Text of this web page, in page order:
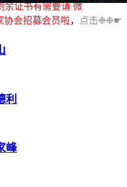
余证书有需要请 微
协会招募会员啦，
点击❉❉☛
利
峰